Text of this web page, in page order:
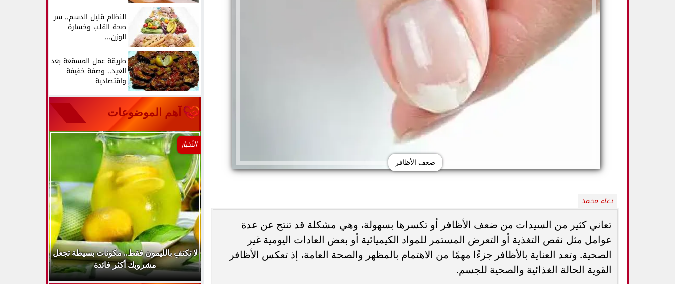
ضعف الأظافر
دعاء محمد
تعاني كثير من السيدات من ضعف الأظافر أو تكسرها بسهولة، وهي مشكلة قد تنتج عن عدة
عوامل مثل نقص التغذية أو التعرض المستمر للمواد الكيميائية أو بعض العادات اليومية غير
الصحية. وتعد العناية بالأظافر جزءًا مهمًا من الاهتمام بالمظهر والصحة العامة، إذ تعكس الأظافر
القوية الحالة الغذائية والصحية للجسم.
النظام قليل الدسم.. سر
صحة القلب وخسارة
الوزن...
طريقة عمل المسقعة بعد
العيد.. وصفة خفيفة
واقتصادية
آهم الموضوعات
5 خطوات بسيطة تحميك من السكري
وأمراض القلب وارتفاع ضغط الدم
وزارة الصحة تحذر من الإفراط في
المسكنات.. عادة شائعة قد تضر الكلى...
طريقة عمل الملبن بعين الجمل في البيت..
الأخبار
لا تكتفِ بالليمون فقط.. مكونات بسيطة تجعل
مشروبك أكثر فائدة